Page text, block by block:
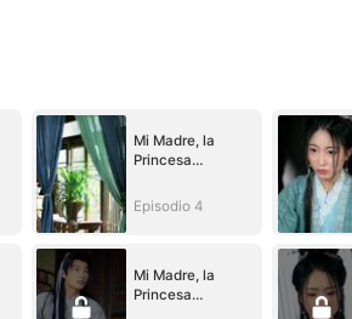
Mi Madre, la
Princesa
Episodio 4
Mi Madre, la
Princesa